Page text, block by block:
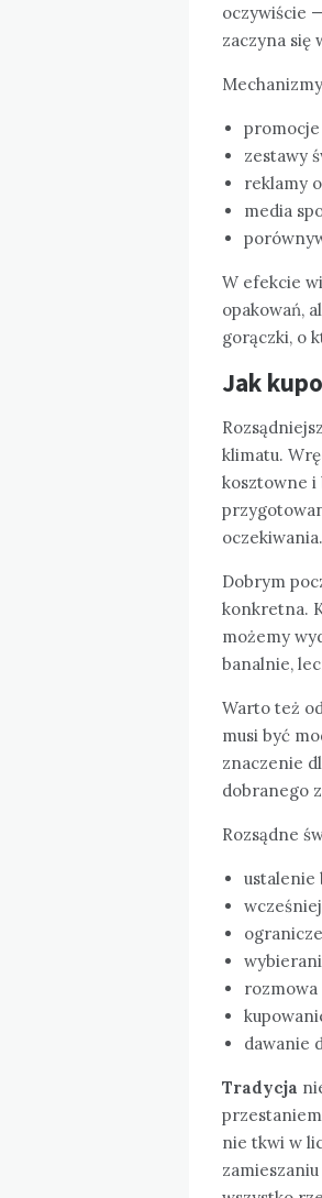
oczywiście
zaczyna się
promocje
zestawy
reklamy
media
W efekcie
opakowań,
gorączki, o
Jak
klimatu.
kosztowne i
oczekiwania.
Dobrym
konkretna.
możemy
banalnie,
Warto też
musi być
znaczenie
dobranego
Rozsądne
ustalenie
dawanie
Tradycja
nie tkwi w